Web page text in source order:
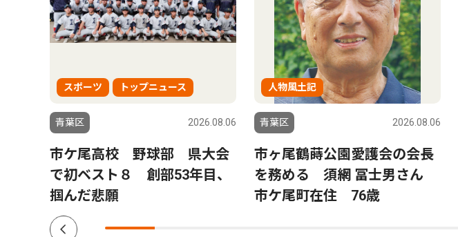
スポーツ トップニュース
青葉区 2026.08.06
市ケ尾高校 野球部 県大会
で初ベスト８ 創部53年目、
掴んだ悲願
人物風土記
青葉区 2026.08.06
市ヶ尾鶴蒔公園愛護会の会長
を務める 須網 冨士男さん
市ケ尾町在住 76歳